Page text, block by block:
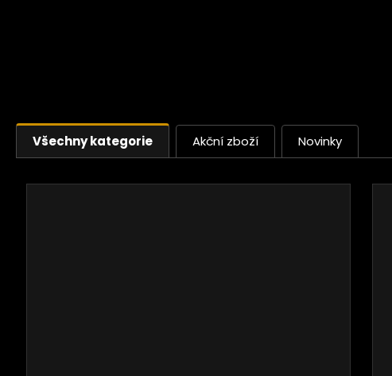
Všechny kategorie Akční zboží Novinky